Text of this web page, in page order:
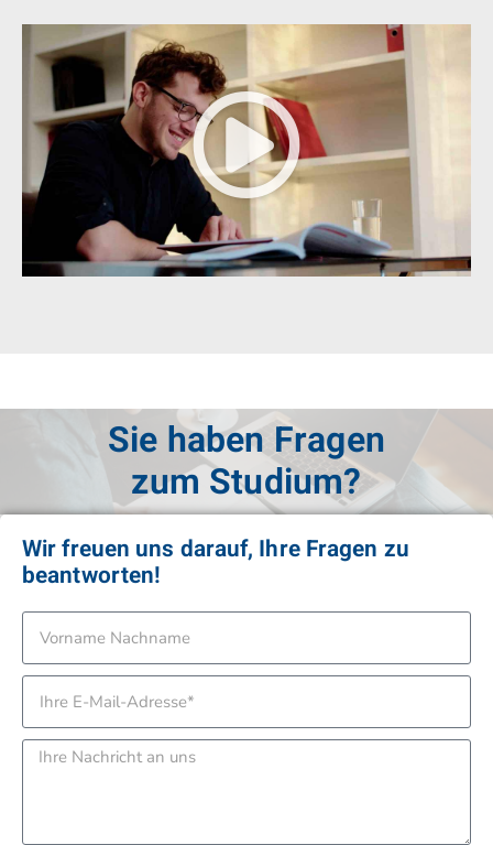
Sie haben Fragen
zur Anmeldung?
Wir freuen uns darauf, Ihre Fragen zu
beantworten!